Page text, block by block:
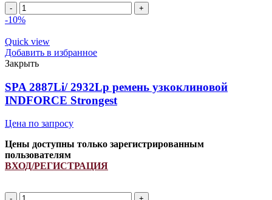
SPA
987Lp/
ремень
приводной
INDFORCE
Strongest
quantity
-10%
Quick view
Добавить в избранное
Закрыть
SPA 2887Li/ 2932Lp ремень узкоклиновой
INDFORCE Strongest
Цена по запросу
Цены доступны только зарегистрированным
пользователям
ВХОД/РЕГИСТРАЦИЯ
SPA